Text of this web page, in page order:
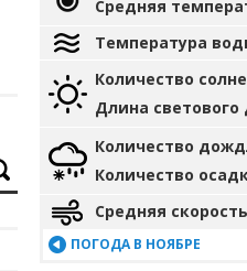
Средняя
Температура
Количество
Длина светового
Количество
Количество
Средняя
ПОГОДА В НОЯБРЕ